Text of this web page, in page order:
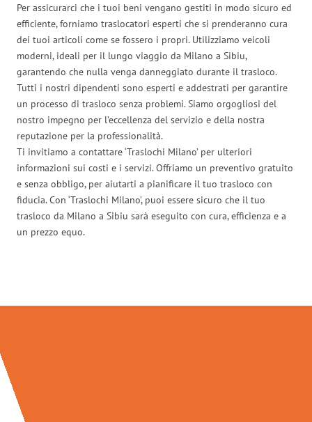
Per assicurarci che i tuoi beni vengano gestiti in modo sicuro ed
efficiente, forniamo traslocatori esperti che si prenderanno cura
dei tuoi articoli come se fossero i propri. Utilizziamo veicoli
moderni, ideali per il lungo viaggio da Milano a Sibiu,
garantendo che nulla venga danneggiato durante il trasloco.
Tutti i nostri dipendenti sono esperti e addestrati per garantire
un processo di trasloco senza problemi. Siamo orgogliosi del
nostro impegno per l’eccellenza del servizio e della nostra
reputazione per la professionalità.
Ti invitiamo a contattare ‘Traslochi Milano’ per ulteriori
informazioni sui costi e i servizi. Offriamo un preventivo gratuito
e senza obbligo, per aiutarti a pianificare il tuo trasloco con
fiducia. Con ‘Traslochi Milano’, puoi essere sicuro che il tuo
trasloco da Milano a Sibiu sarà eseguito con cura, efficienza e a
un prezzo equo.